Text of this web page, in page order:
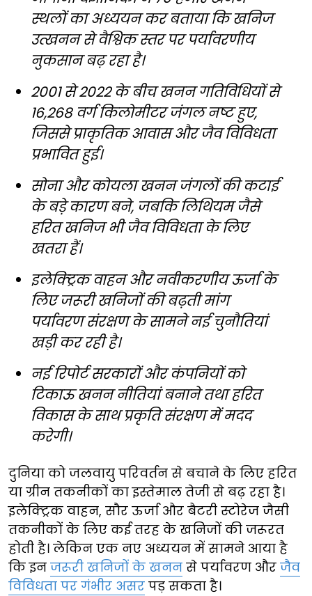
स्थलों का अध्ययन कर बताया कि खनिज
उत्खनन से वैश्विक स्तर पर पर्यावरणीय
नुकसान बढ़ रहा है।
2001 से 2022 के बीच खनन गतिविधियों से
16,268 वर्ग किलोमीटर जंगल नष्ट हुए,
जिससे प्राकृतिक आवास और जैव विविधता
प्रभावित हुई।
सोना और कोयला खनन जंगलों की कटाई
के बड़े कारण बने, जबकि लिथियम जैसे
हरित खनिज भी जैव विविधता के लिए
खतरा हैं।
इलेक्ट्रिक वाहन और नवीकरणीय ऊर्जा के
लिए जरूरी खनिजों की बढ़ती मांग
पर्यावरण संरक्षण के सामने नई चुनौतियां
खड़ी कर रही है।
नई रिपोर्ट सरकारों और कंपनियों को
टिकाऊ खनन नीतियां बनाने तथा हरित
विकास के साथ प्रकृति संरक्षण में मदद
करेगी।
दुनिया को जलवायु परिवर्तन से बचाने के लिए हरित
या ग्रीन तकनीकों का इस्तेमाल तेजी से बढ़ रहा है।
इलेक्ट्रिक वाहन, सौर ऊर्जा और बैटरी स्टोरेज जैसी
तकनीकों के लिए कई तरह के खनिजों की जरूरत
होती है। लेकिन एक नए अध्ययन में सामने आया है
कि इन जरूरी खनिजों के खनन से पर्यावरण और जैव
विविधता पर गंभीर असर पड़ सकता है।